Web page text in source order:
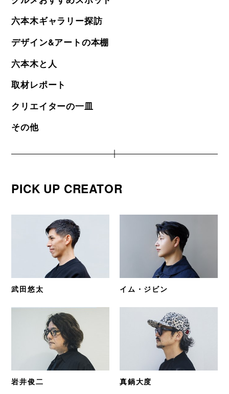
六本木ギャラリー探訪
デザイン&アートの本棚
六本木と人
取材レポート
クリエイターの一皿
その他
PICK UP CREATOR
武田悠太 イム・ジビン
岩井俊二 真鍋大度